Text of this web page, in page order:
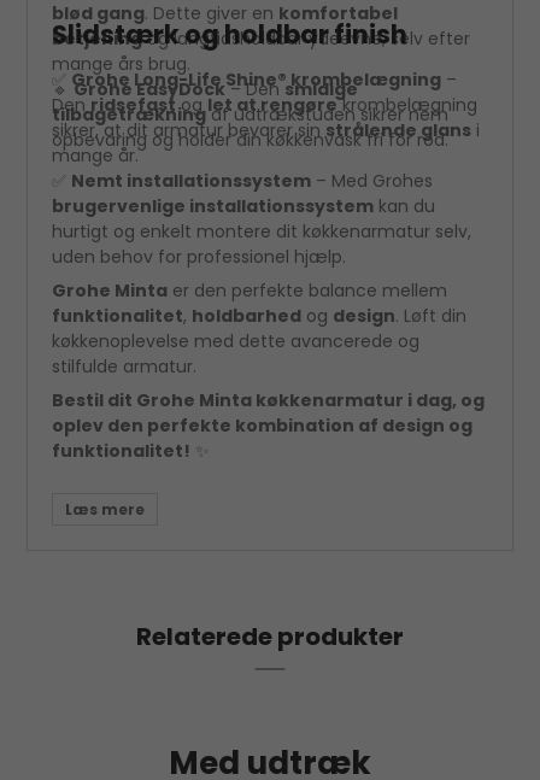
blød gang. Dette giver en komfortabel
betjeningog langtidsholdbar ydeevne, selv efter
mange års brug.
🔹Grohe EasyDock– Densmidige
tilbagetrækningaf udtrækstuden sikrer nem
opbevaring og holder din køkkenvask fri for rod.
Slidstærk og holdbar finish
✅ Grohe Long-Life Shine® krombelægning –
Den ridsefastog let at rengørekrombelægning
sikrer, at dit armatur bevarer sin strålende glans i
mange år.
✅ Nemt installationssystem – Med Grohes
brugervenlige installationssystem kan du
hurtigt og enkelt montere dit køkkenarmatur selv,
uden behov for professionel hjælp.
Grohe Minta er den perfekte balance mellem
funktionalitet, holdbarhed og design. Løft din
køkkenoplevelse med dette avancerede og
stilfulde armatur.
Bestil dit Grohe Minta køkkenarmatur i dag, og
oplev den perfekte kombination af design og
funktionalitet! ✨
Relaterede produkter
Med udtræk